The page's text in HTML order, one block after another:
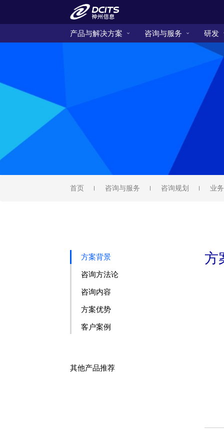
产品与解决方案 咨询与服务 研发
首页 咨询与服务 咨询规划 业
方
方案背景
咨询方法论
咨询内容
方案优势
客户案例
其他产品推荐